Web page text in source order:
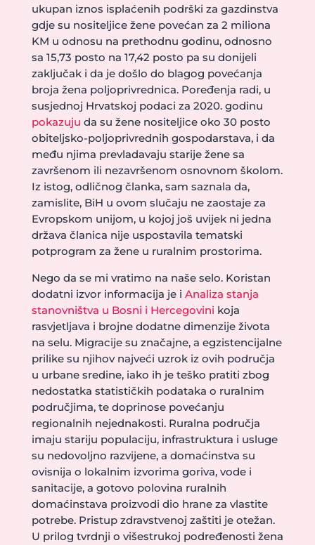
ukupan iznos isplaćenih podrški za gazdinstva
gdje su nositeljice žene povećan za 2 miliona
KM u odnosu na prethodnu godinu, odnosno
sa 15,73 posto na 17,42 posto pa su donijeli
zaključak i da je došlo do blagog povećanja
broja žena poljoprivrednica. Poređenja radi, u
susjednoj Hrvatskoj podaci za 2020. godinu
pokazuju da su žene nositeljice oko 30 posto
obiteljsko-poljoprivrednih gospodarstava, i da
među njima prevladavaju starije žene sa
završenom ili nezavršenom osnovnom školom.
Iz istog, odličnog članka, sam saznala da,
zamislite, BiH u ovom slučaju ne zaostaje za
Evropskom unijom, u kojoj još uvijek ni jedna
država članica nije uspostavila tematski
potprogram za žene u ruralnim prostorima.
Nego da se mi vratimo na naše selo. Koristan
dodatni izvor informacija je i Analiza stanja
stanovništva u Bosni i Hercegovini koja
rasvjetljava i brojne dodatne dimenzije života
na selu. Migracije su značajne, a egzistencijalne
prilike su njihov najveći uzrok iz ovih područja
u urbane sredine, iako ih je teško pratiti zbog
nedostatka statističkih podataka o ruralnim
područjima, te doprinose povećanju
regionalnih nejednakosti. Ruralna područja
imaju stariju populaciju, infrastruktura i usluge
su nedovoljno razvijene, a domaćinstva su
ovisnija o lokalnim izvorima goriva, vode i
sanitacije, a gotovo polovina ruralnih
domaćinstava proizvodi dio hrane za vlastite
potrebe. Pristup zdravstvenoj zaštiti je otežan.
U prilog tvrdnji o višestrukoj podređenosti žena